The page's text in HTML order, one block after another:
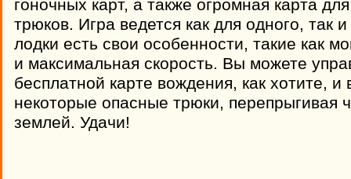
гоночных карт, а также огромная карта
трюков. Игра ведется как для одного, так
лодки есть свои особенности, такие как
и максимальная скорость. Вы можете
бесплатной карте вождения, как хотите,
некоторые опасные трюки, перепрыгивая
землей. Удачи!